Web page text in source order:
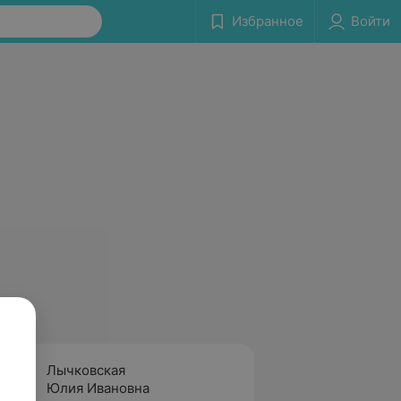
Избранное Войти
Лычковская
Юлия Ивановна